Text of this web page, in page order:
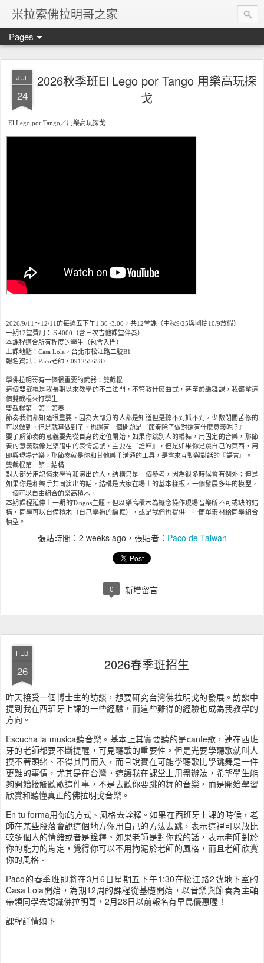
米拉索佛拉明哥之家
Pages
JUL
24
2026秋季班El Lego por Tango 用樂高玩探
戈
El Lego por Tango／用樂高玩探戈
2026/9/11～12/11的每週五下午1:30~3:00，共12堂課（中秋9/25與國慶10/9放假）
一期12堂費用：＄4000（含三次吉他課堂伴奏）
本課程適合所有程度的學生（包含入門）
上課地點：Casa Lola，台北市松江路二號B1
報名資訊：Paco老師，0912556587
學佛拉明哥有一個很重要的武器：雙截棍
這個雙截棍是我長期以來教學的不二法門，不管教什麼曲式，甚至於編舞課，我都拿這
個雙截棍來打學生...
雙截棍第一節：節奏
節奏我們都知道很重要，因為大部分的人都是知道但是聽不到抓不到，少數閉關苦修的
可以做到，但是就算做到了，也還有一個問題是『節奏除了做對還有什麼意義呢？』
要了解節奏的意義要先從自身的定位開始，如果你跳別人的編舞，用固定的音樂，那節
奏的意義就像是樂譜中的表情記號，主要在『詮釋』，但是如果你是跳自己的東西，用
即興現場音樂，那節奏就是你和其他樂手溝通的工具，是拿來互動與對話的『語言』。
雙截棍第二節：結構
對大部分用記憶來學習和演出的人，結構只是一個參考，因為很多時候會有例外；但是
如果你是和樂手共同演出的話，結構是大家在場上的基本樣板，一個發展多年的模型，
一個可以自由組合的樂高積木。
本期課程延伸上一期的Tangos主題，但以樂高積木為概念操作現場音樂所不可或缺的結
構，同學可以自備積木（自己學過的編舞），或是我們也提供一些簡單素材給同學組合
模型。
張貼時間： 2 weeks ago ，張貼者： Paco de Taiwan
0 新增留言
FEB
26 2026春季班招生
昨天接受一個博士生的訪談，想要研究台灣佛拉明戈的發展。訪談中
提到我在西班牙上課的一些經驗，而這些難得的經驗也成為我教學的
方向。
Escucha la musica聽音樂。基本上其實要聽的是cante歌，連在西班
牙的老師都要不斷提醒，可見聽歌的重要性。但是光要學聽歌就叫人
摸不著頭緒、不得其門而入，而且說實在可能學聽歌比學跳舞是一件
更難的事情，尤其是在台灣。這讓我在課堂上用盡辦法，希望學生能
夠開始接觸聽歌這件事，不是去聽你要跳的舞的音樂，而是開始學習
欣賞和聽懂真正的佛拉明戈音樂。
En tu forma用你的方式、風格去詮釋。如果在西班牙上課的時候，老
師在某些段落會說這個地方你用自己的方法去跳，表示這裡可以放比
較多個人的情緒或者是詮釋。如果老師是對你說的話，表示老師對於
你的能力的肯定，覺得你可以不用拘泥於老師的風格，而且老師欣賞
你的風格。
Paco的春季班即將在3月6日星期五下午1:30在松江路2號地下室的
Casa Lola開始，為期12周的課程從基礎開始，以音樂與節奏為主軸
帶領同學去認識佛拉明哥，2月28日以前報名有早鳥優惠喔！
課程詳情如下